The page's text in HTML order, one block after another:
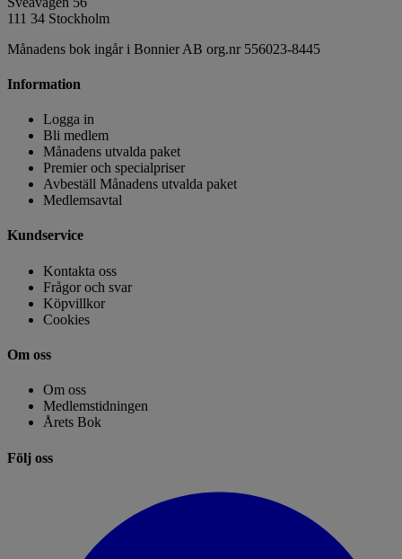
111 34 Stockholm
Månadens bok ingår i Bonnier AB org.nr 556023-8445
Information
Logga in
Bli medlem
Månadens utvalda paket
Premier och specialpriser
Avbeställ Månadens utvalda paket
Medlemsavtal
Kundservice
Kontakta oss
Frågor och svar
Köpvillkor
Cookies
Om oss
Om oss
Medlemstidningen
Årets Bok
Följ oss